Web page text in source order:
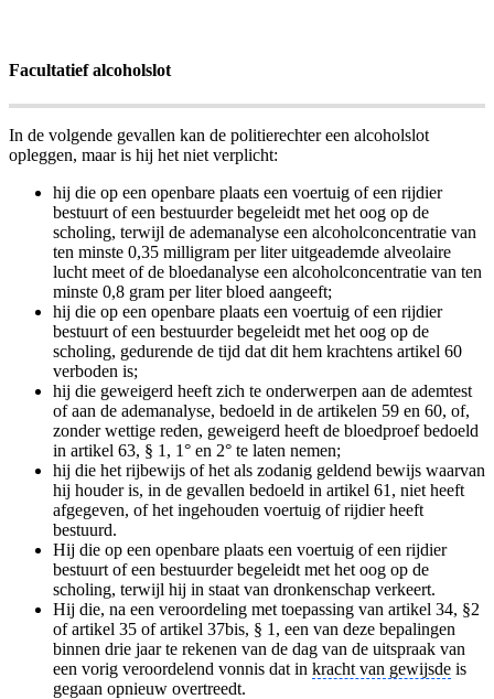
Facultatief alcoholslot
In de volgende gevallen kan de politierechter een alcoholslot
opleggen, maar is hij het niet verplicht:
hij die op een openbare plaats een voertuig of een rijdier
bestuurt of een bestuurder begeleidt met het oog op de
scholing, terwijl de ademanalyse een alcoholconcentratie van
ten minste 0,35 milligram per liter uitgeademde alveolaire
lucht meet of de bloedanalyse een alcoholconcentratie van ten
minste 0,8 gram per liter bloed aangeeft;
hij die op een openbare plaats een voertuig of een rijdier
bestuurt of een bestuurder begeleidt met het oog op de
scholing, gedurende de tijd dat dit hem krachtens artikel 60
verboden is;
hij die geweigerd heeft zich te onderwerpen aan de ademtest
of aan de ademanalyse, bedoeld in de artikelen 59 en 60, of,
zonder wettige reden, geweigerd heeft de bloedproef bedoeld
in artikel 63, § 1, 1° en 2° te laten nemen;
hij die het rijbewijs of het als zodanig geldend bewijs waarvan
hij houder is, in de gevallen bedoeld in artikel 61, niet heeft
afgegeven, of het ingehouden voertuig of rijdier heeft
bestuurd.
Hij die op een openbare plaats een voertuig of een rijdier
bestuurt of een bestuurder begeleidt met het oog op de
scholing, terwijl hij in staat van dronkenschap verkeert.
Hij die, na een veroordeling met toepassing van artikel 34, §2
of artikel 35 of artikel 37bis, § 1, een van deze bepalingen
binnen drie jaar te rekenen van de dag van de uitspraak van
een vorig veroordelend vonnis dat in kracht van gewijsde is
gegaan opnieuw overtreedt.